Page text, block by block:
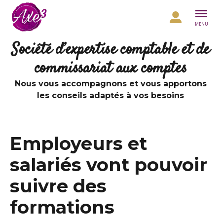
Aller au contenu
MENU
Société d’expertise comptable et de
commissariat aux comptes
Nous vous accompagnons et vous apportons
les conseils adaptés à vos besoins
Employeurs et
salariés vont pouvoir
suivre des
formations